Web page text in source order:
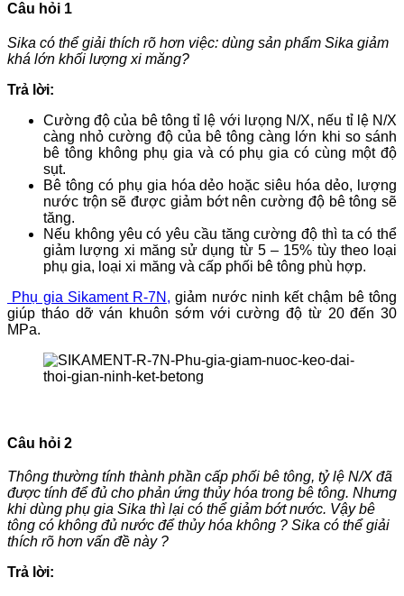
Câu hỏi 1
Sika có thể giải thích rõ hơn việc: dùng sản phẩm Sika giảm
khá lớn khối lượng xi măng?
Trả lời:
Cường độ của bê tông tỉ lệ với lưọng N/X, nếu tỉ lệ N/X
càng nhỏ cường độ của bê tông càng lớn khi so sánh
bê tông không phụ gia và có phụ gia có cùng một độ
sụt.
Bê tông có phụ gia hóa dẻo hoặc siêu hóa dẻo, lượng
nước trộn sẽ được giảm bớt nên cường độ bê tông sẽ
tăng.
Nếu không yêu có yêu cầu tăng cường độ thì ta có thể
giảm lượng xi măng sử dụng từ 5 – 15% tùy theo loại
phụ gia, loại xi măng và cấp phối bê tông phù hợp.
Phụ gia Sikament R-7N, giảm nước ninh kết chậm bê tông
giúp tháo dỡ ván khuôn sớm với cường độ từ 20 đến 30
MPa.
Câu hỏi 2
Thông thường tính thành phần cấp phối bê tông, tỷ lệ N/X đã
được tính để đủ cho phản ứng thủy hóa trong bê tông. Nhưng
khi dùng phụ gia Sika thì lại có thể giảm bớt nước. Vậy bê
tông có không đủ nước để thủy hóa không ? Sika có thể giải
thích rõ hơn vấn đề này ?
Trả lời: